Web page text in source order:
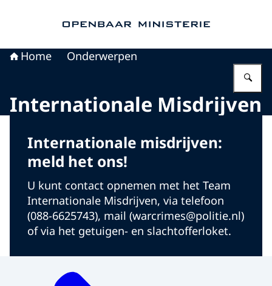
Home Onderwerpen
Internationale Misdrijven
Internationale misdrijven:
meld het ons!
U kunt contact opnemen met het Team
Internationale Misdrijven, via telefoon
(‌088-6625743), mail (warcrimes@politie.nl)
of via het getuigen- en slachtofferloket.